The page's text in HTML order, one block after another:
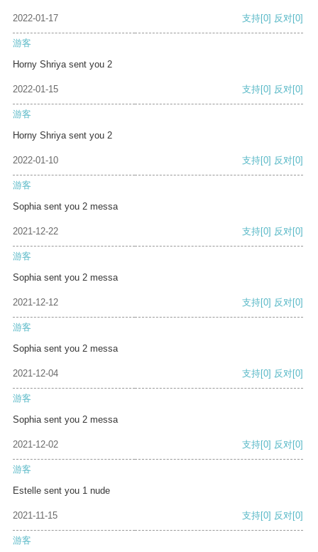
2022-01-17 支持[0] 反对[0]
游客
Horny Shriya sent you 2
2022-01-15 支持[0] 反对[0]
游客
Horny Shriya sent you 2
2022-01-10 支持[0] 反对[0]
游客
Sophia sent you 2 messa
2021-12-22 支持[0] 反对[0]
游客
Sophia sent you 2 messa
2021-12-12 支持[0] 反对[0]
游客
Sophia sent you 2 messa
2021-12-04 支持[0] 反对[0]
游客
Sophia sent you 2 messa
2021-12-02 支持[0] 反对[0]
游客
Estelle sent you 1 nude
2021-11-15 支持[0] 反对[0]
游客